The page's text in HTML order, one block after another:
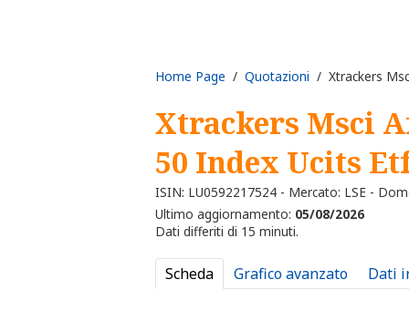
Home Page / Quotazioni / Xtrackers
Xtrackers Msci
50 Index Ucits
ISIN: LU0592217524 - Mercato: LSE -
Ultimo aggiornamento: 05/08/2026
Dati differiti di 15 minuti.
Scheda Grafico avanzato Dati